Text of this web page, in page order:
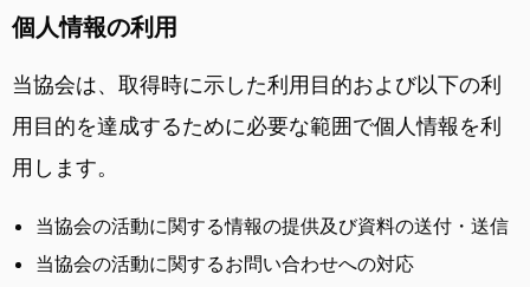
個人情報の利用
当協会は、取得時に示した利用目的および以下の利
用目的を達成するために必要な範囲で個人情報を利
用します。
当協会の活動に関する情報の提供及び資料の送付・送信
当協会の活動に関するお問い合わせへの対応